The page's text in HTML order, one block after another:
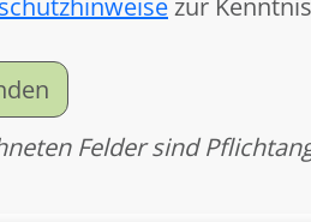
zur
Felder sind